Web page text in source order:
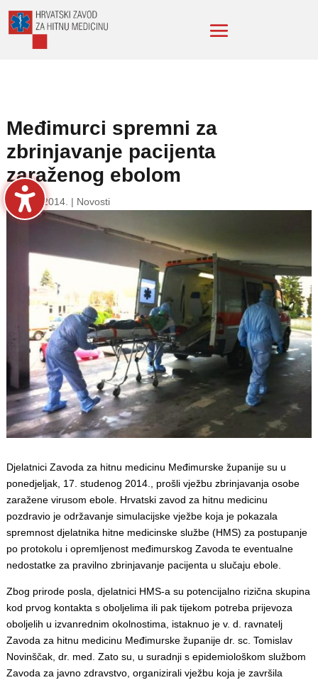
Međimurci spremni za
zbrinjavanje pacijenta
zaraženog ebolom
19. stu. 2014. | Novosti
Djelatnici Zavoda za hitnu medicinu Međimurske županije su u
ponedjeljak, 17. studenog 2014., prošli vježbu zbrinjavanja osobe
zaražene virusom ebole. Hrvatski zavod za hitnu medicinu
pozdravio je održavanje simulacijske vježbe koja je pokazala
spremnost djelatnika hitne medicinske službe (HMS) za postupanje
po protokolu i opremljenost međimurskog Zavoda te eventualne
nedostatke za pravilno zbrinjavanje pacijenta u slučaju ebole.
Zbog prirode posla, djelatnici HMS-a su potencijalno rizična skupina
kod prvog kontakta s oboljelima ili pak tijekom potreba prijevoza
oboljelih u izvanrednim okolnostima, istaknuo je v. d. ravnatelj
Zavoda za hitnu medicinu Međimurske županije dr. sc. Tomislav
Novinščak, dr. med. Zato su, u suradnji s epidemiološkom službom
Zavoda za javno zdravstvo, organizirali vježbu koja je završila